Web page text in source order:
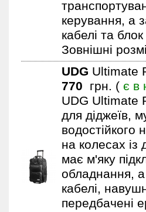
керування, а
кабелі та
Зовнішні
UDG Ultimate
770 грн. ( є в
UDG Ultimate
для діджеїв,
водостійкого
на колесах із
має м'яку
обладнання, а
кабелі,
передбачені